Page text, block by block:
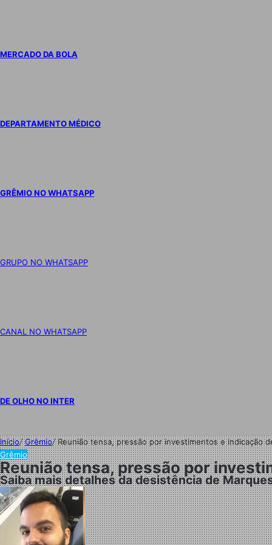
MERCADO DA BOLA
DEPARTAMENTO MÉDICO
GRÊMIO NO WHATSAPP
GRUPO NO WHATSAPP
CANAL NO WHATSAPP
DE OLHO NO INTER
Início/Grêmio/Reunião tensa, pressão por investimentos e indicação
Grêmio
Reunião tensa, pressão por
Saiba mais detalhes da desistência de